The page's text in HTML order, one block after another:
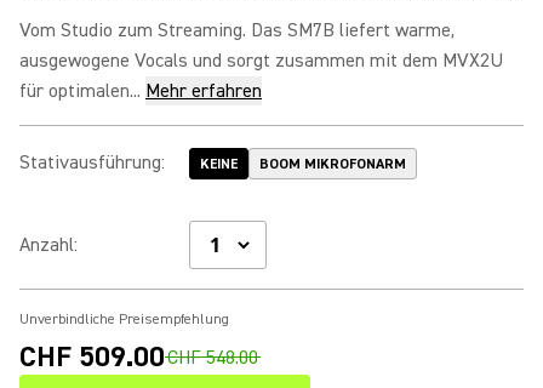
Vom Studio zum Streaming. Das SM7B liefert warme,
ausgewogene Vocals und sorgt zusammen mit dem MVX2U
für optimalen... Mehr erfahren
Stativausführung: KEINE BOOM MIKROFONARM
Anzahl:
Unverbindliche Preisempfehlung
CHF 509.00CHF 548.00